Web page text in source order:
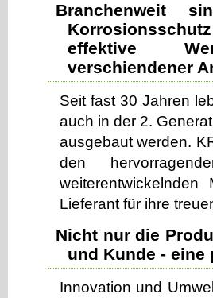
Branchenweit
effektive
verschiendener
Seit fast 30 Jahren
auch in der 2.
ausgebaut werden.
den
weiterentwickelnden
Lieferant für ihre
Nicht nur die
und Kunde -
Innovation und